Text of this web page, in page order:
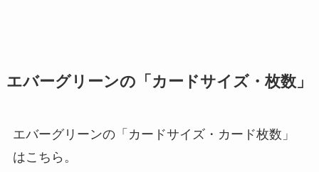
エバーグリーンの「カードサイズ・枚数」
エバーグリーンの「カードサイズ・カード枚数」
はこちら。